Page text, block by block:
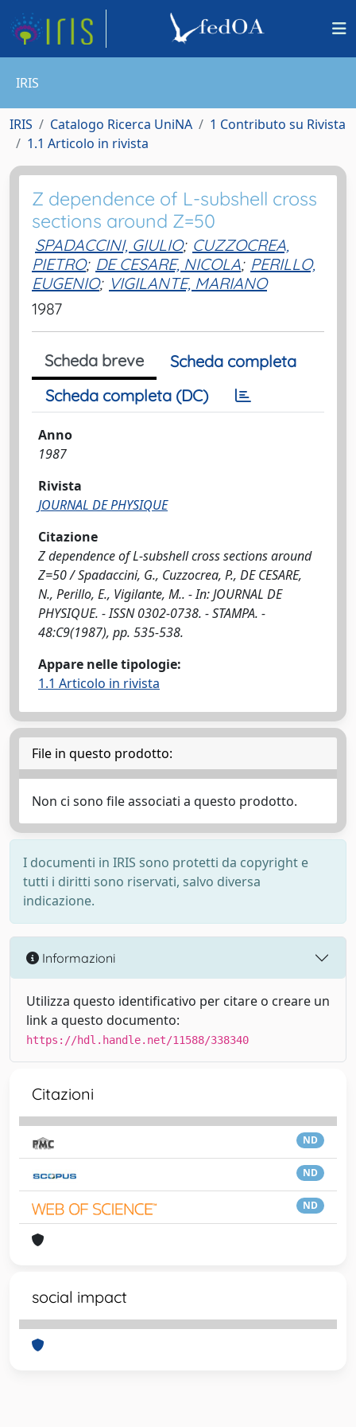
IRIS
IRIS Catalogo Ricerca UniNA
1 Contributo su Rivista
1.1 Articolo in rivista
Z dependence of L-subshell cross
sections around Z=50
SPADACCINI, GIULIO; CUZZOCREA,
PIETRO; DE CESARE, NICOLA; PERILLO,
EUGENIO; VIGILANTE, MARIANO
1987
Scheda breve
Scheda completa
Scheda completa (DC)
Anno
1987
Rivista
JOURNAL DE PHYSIQUE
Citazione
Z dependence of L-subshell cross sections around
Z=50 / Spadaccini, G., Cuzzocrea, P., DE CESARE,
N., Perillo, E., Vigilante, M.. - In: JOURNAL DE
PHYSIQUE. - ISSN 0302-0738. - STAMPA. -
48:C9(1987), pp. 535-538.
Appare nelle tipologie:
1.1 Articolo in rivista
File in questo prodotto:
Non ci sono file associati a questo prodotto.
I documenti in IRIS sono protetti da copyright e
tutti i diritti sono riservati, salvo diversa
indicazione.
Informazioni
Utilizza questo identificativo per citare o creare un
link a questo documento:
https://hdl.handle.net/11588/338340
Citazioni
ND
ND
ND
social impact